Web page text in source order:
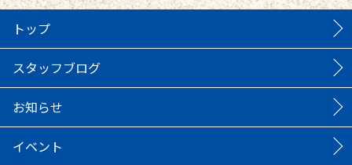
トップ
スタッフブログ
お知らせ
イベント